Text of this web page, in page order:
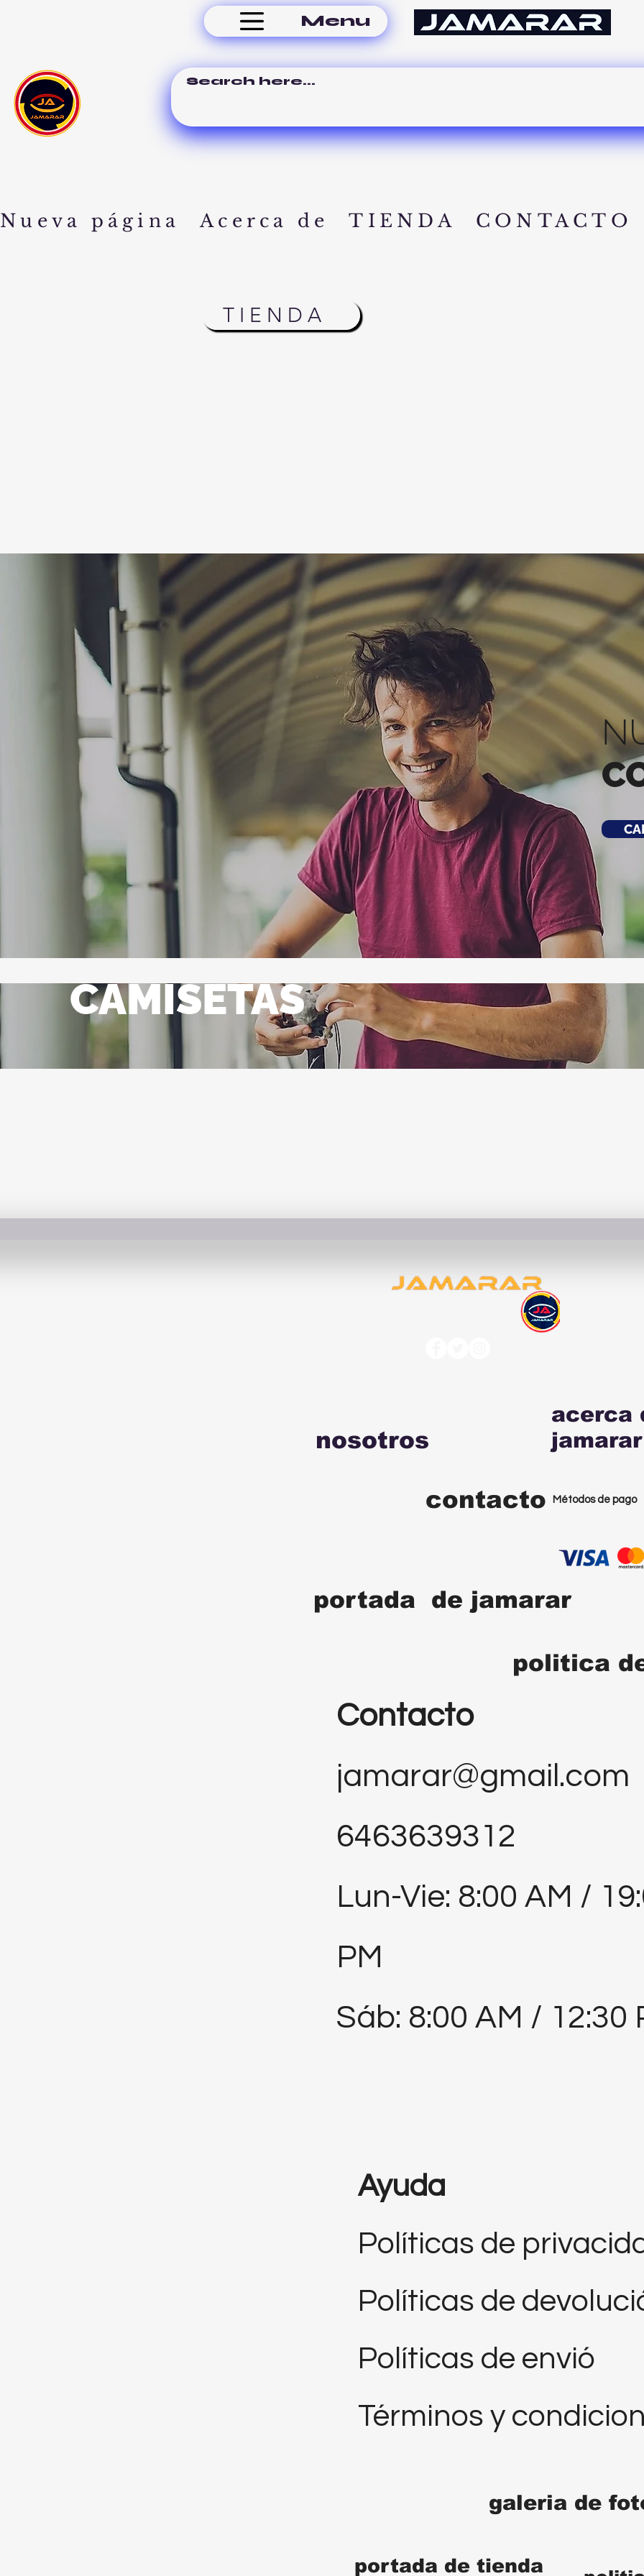
Menu
CAMISETAS
Nueva página Acerca de TIENDA CONTACTO
TIENDA
acerca
jamarar
nosotros
contacto Métodos de pago
portada de jamarar
politica
Contacto
jamarar@gmail.com
6463639312
Lun-Vie: 8:00 AM /
PM
Sáb: 8:00 AM / 12:30
Ayuda
Políticas de
Políticas de
Políticas de envió
Términos y
galeria de
portada de tienda